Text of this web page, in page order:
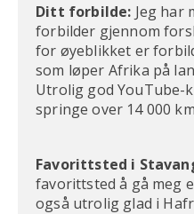
Ditt forbilde: Jeg har
forbilder gjennom
for øyeblikket er
som løper Afrika på
Utrolig god YouTube-
springe over 14 000
Favorittsted i
favorittsted å gå meg
også utrolig glad i